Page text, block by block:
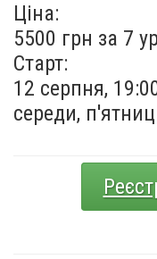
Ціна:
5500 грн за 7
Старт:
12 серпня,
середи,